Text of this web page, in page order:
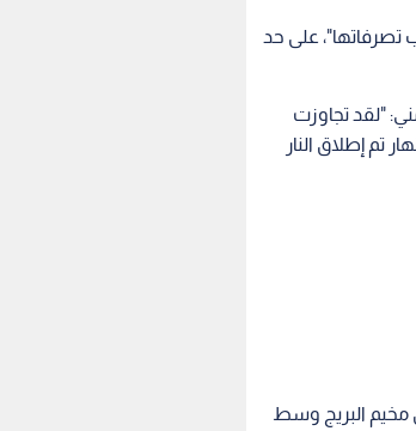
على حد
"لقد تجاوزت
عملية الجرف الصامد في عام 2014، فخلال النهار تم إطلاق النار
البريج وسط